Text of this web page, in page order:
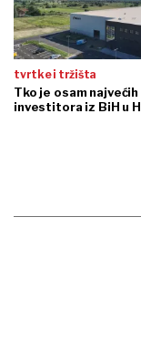
tvrtke i tržišta
Tko je osam najvećih
investitora iz BiH u